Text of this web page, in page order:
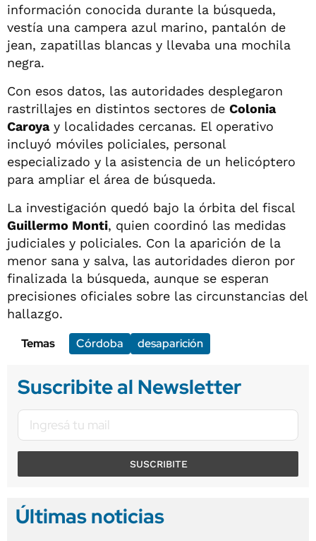
información conocida durante la búsqueda,
vestía una campera azul marino, pantalón de
jean, zapatillas blancas y llevaba una mochila
negra.
Con esos datos, las autoridades desplegaron
rastrillajes en distintos sectores de Colonia
Caroyay localidades cercanas. El operativo
incluyó móviles policiales, personal
especializado y la asistencia de un helicóptero
para ampliar el área de búsqueda.
La investigación quedó bajo la órbita del fiscal
Guillermo Monti, quien coordinó las medidas
judiciales y policiales. Con la aparición de la
menor sana y salva, las autoridades dieron por
finalizada la búsqueda, aunque se esperan
precisiones oficiales sobre las circunstancias del
hallazgo.
Temas
Córdoba desaparición
Suscribite al Newsletter
SUSCRIBITE
Últimas noticias